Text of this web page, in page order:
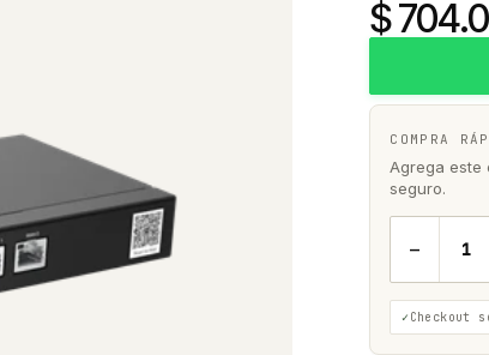
$
COMPRA
Agrega este
seguro.
−
Checkout